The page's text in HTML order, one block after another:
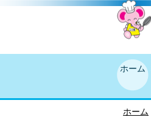
ホーム
ホーム